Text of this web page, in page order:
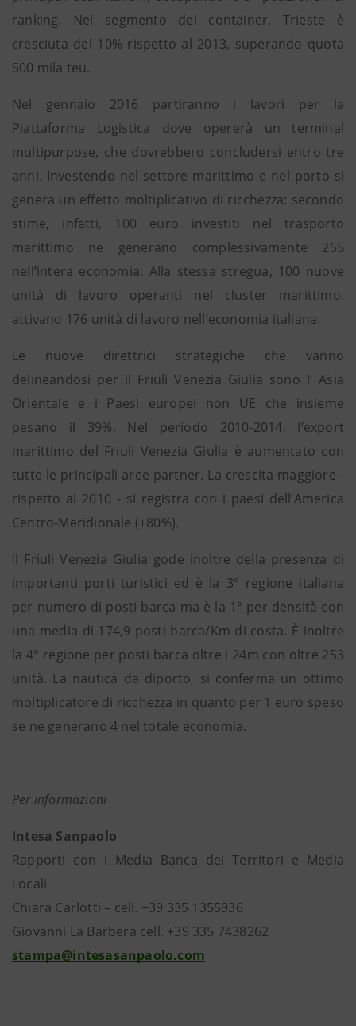
ranking. Nel segmento dei container, Trieste è
cresciuta del 10% rispetto al 2013, superando quota
500 mila teu.
Nel gennaio 2016 partiranno i lavori per la
Piattaforma Logistica dove opererà un terminal
multipurpose, che dovrebbero concludersi entro tre
anni. Investendo nel settore marittimo e nel porto si
genera un effetto moltiplicativo di ricchezza: secondo
stime, infatti, 100 euro investiti nel trasporto
marittimo ne generano complessivamente 255
nell’intera economia. Alla stessa stregua, 100 nuove
unità di lavoro operanti nel cluster marittimo,
attivano 176 unità di lavoro nell’economia italiana.
Le nuove direttrici strategiche che vanno
delineandosi per il Friuli Venezia Giulia sono l’ Asia
Orientale e i Paesi europei non UE che insieme
pesano il 39%. Nel periodo 2010-2014, l’export
marittimo del Friuli Venezia Giulia è aumentato con
tutte le principali aree partner. La crescita maggiore -
rispetto al 2010 - si registra con i paesi dell’America
Centro-Meridionale (+80%).
Il Friuli Venezia Giulia gode inoltre della presenza di
importanti porti turistici ed è la 3° regione italiana
per numero di posti barca ma è la 1° per densità con
una media di 174,9 posti barca/Km di costa. È inoltre
la 4° regione per posti barca oltre i 24m con oltre 253
unità. La nautica da diporto, si conferma un ottimo
moltiplicatore di ricchezza in quanto per 1 euro speso
se ne generano 4 nel totale economia.
Per informazioni
Intesa Sanpaolo
Rapporti con i Media Banca dei Territori e Media
Locali
Chiara Carlotti – cell. +39 335 1355936
Giovanni La Barbera cell. +39 335 7438262
stampa@intesasanpaolo.com